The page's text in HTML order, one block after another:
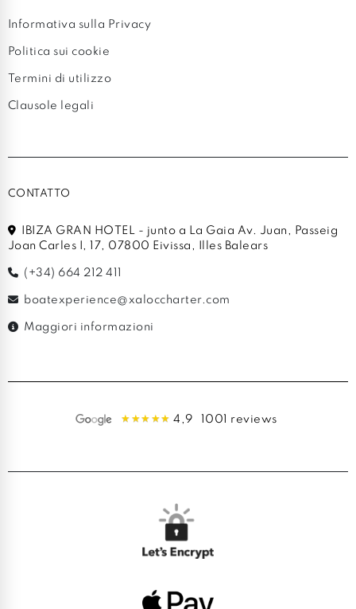
Informativa sulla Privacy
Politica sui cookie
Termini di utilizzo
Clausole legali
CONTATTO
IBIZA GRAN HOTEL - junto a La Gaia Av. Juan, Passeig
Joan Carles I, 17, 07800 Eivissa, Illes Balears
(+34) 664 212 411
boatexperience@xaloccharter.com
Maggiori informazioni
4,9 1001 reviews